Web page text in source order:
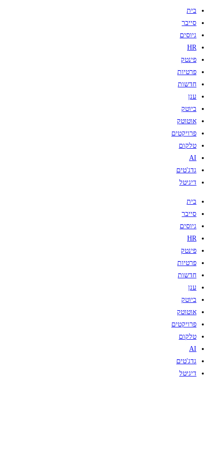
בית
סייבר
גיוסים
HR
פינטק
פרטיות
חדשות
ענן
ביוטק
אוטוטק
פרויקטים
טלקום
AI
גדג'טים
דיגיטל
בית
סייבר
גיוסים
HR
פינטק
פרטיות
חדשות
ענן
ביוטק
אוטוטק
פרויקטים
טלקום
AI
גדג'טים
דיגיטל